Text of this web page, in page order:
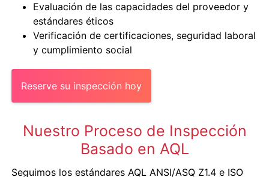
Evaluación de las capacidades del proveedor y
estándares éticos
Verificación de certificaciones, seguridad laboral
y cumplimiento social
Reserve su inspección hoy
Nuestro Proceso de Inspección
Basado en AQL
Seguimos los estándares AQL ANSI/ASQ Z1.4 e ISO